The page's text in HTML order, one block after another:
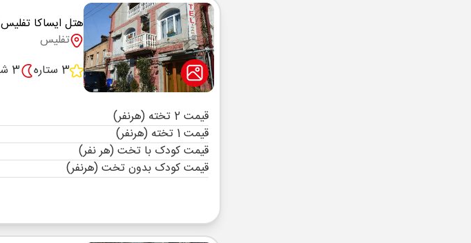
هتل ایساکا تفلیس
تفلیس
3 ستاره
3 شب
قیمت 2 تخته (هرنفر)
قیمت 1 تخته (هرنفر)
قیمت کودک با تخت (هر نفر)
قیمت کودک بدون تخت (هرنفر)